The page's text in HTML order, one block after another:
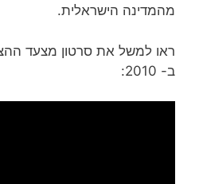
מהמדינה הישראלית.
ראו למשל את סרטון מצעד
ב- 2010: